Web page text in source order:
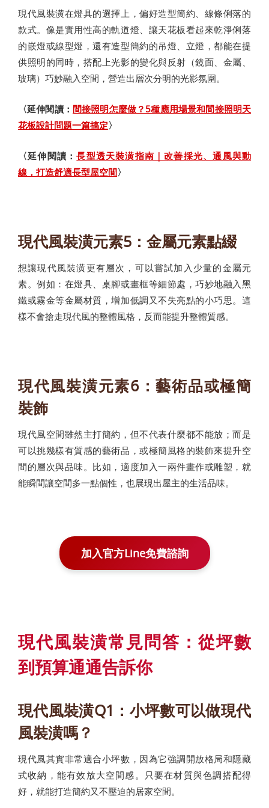
現代風裝潢在燈具的選擇上，偏好造型簡約、線條俐落的
款式。像是實用性高的軌道燈、讓天花板看起來乾淨俐落
的嵌燈或線型燈，還有造型簡約的吊燈、立燈，都能在提
供照明的同時，搭配上光影的變化與反射（鏡面、金屬、
玻璃）巧妙融入空間，營造出層次分明的光影氛圍。
〈延伸閱讀： 間接照明怎麼做？5種應用場景和間接照明天
花板設計問題一篇搞定〉
〈延伸閱讀：長型透天裝潢指南｜改善採光、通風與動
線，打造舒適長型屋空間〉
現代風裝潢元素5：金屬元素點綴
想讓現代風裝潢更有層次，可以嘗試加入少量的金屬元
素。例如：在燈具、桌腳或畫框等細節處，巧妙地融入黑
鐵或霧金等金屬材質，增加低調又不失亮點的小巧思。這
樣不會搶走現代風的整體風格，反而能提升整體質感。
現代風裝潢元素6：藝術品或極簡
裝飾
現代風空間雖然主打簡約，但不代表什麼都不能放；而是
可以挑幾樣有質感的藝術品，或極簡風格的裝飾來提升空
間的層次與品味。比如，適度加入一兩件畫作或雕塑，就
能瞬間讓空間多一點個性，也展現出屋主的生活品味。
加入官方Line免費諮詢
現代風裝潢常見問答：從坪數
到預算通通告訴你
現代風裝潢Q1：小坪數可以做現代
風裝潢嗎？
現代風其實非常適合小坪數，因為它強調開放格局和隱藏
式收納，能有效放大空間感。只要在材質與色調搭配得
好，就能打造簡約又不壓迫的居家空間。